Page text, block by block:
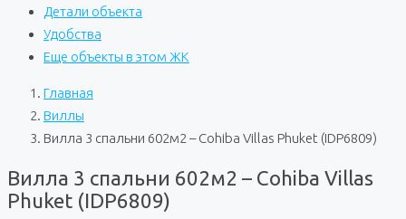
Детали объекта
Удобства
Еще объекты в этом ЖК
Главная
Виллы
Вилла 3 спальни 602м2 – Cohiba Villas Phuket (IDP6809)
Вилла 3 спальни 602м2 – Cohiba Villas
Phuket (IDP6809)